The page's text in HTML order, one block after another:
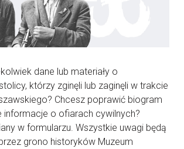
dane lub materiały o
którzy zginęli lub zaginęli w trakcie
Chcesz poprawić biogram
informacje o ofiarach cywilnych?
w formularzu. Wszystkie uwagi będą
grono historyków Muzeum